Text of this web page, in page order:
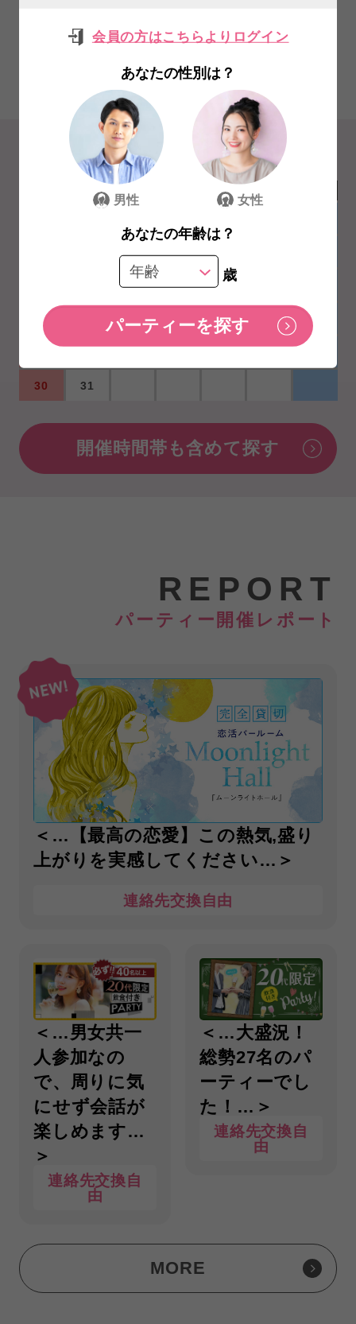
日付から 探す
2026年 8月
木
4 5
11 12 13
16 19 20 22
30 31
開催時間帯も含めて探す
REPORT
パーティー開催レポート
＜…【最高の恋愛】この熱気,盛り
上がりを実感してください…＞
連絡先交換自由
＜…男女共一
人参加なの
で、周りに気
にせず会話が
楽しめます…
＞
連絡先交換自
由
＜…大盛況！
総勢27名のパ
ーティーでし
た！…＞
連絡先交換自
由
MORE
会員の方はこちらよりログイン
あなたの性別は？
男性 女性
あなたの年齢は？
歳